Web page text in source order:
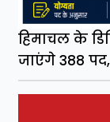
हिमाचल के
जाएंगे 388